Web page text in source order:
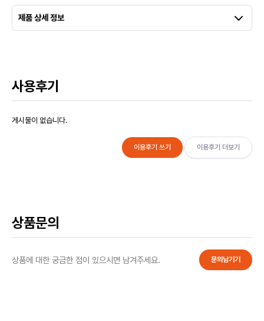
제품 상세 정보
사용후기
게시물이 없습니다.
이용후기 쓰기 이용후기 더보기
상품문의
상품에 대한 궁금한 점이 있으시면 남겨주세요. 문의남기기